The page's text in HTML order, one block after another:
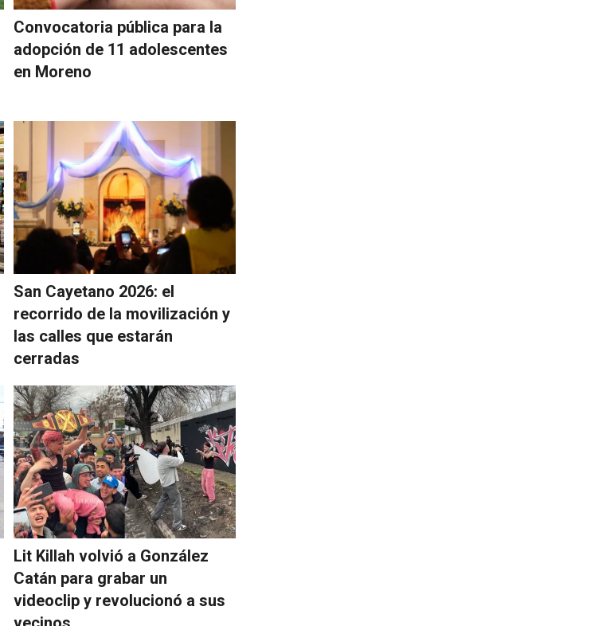
Convocatoria pública para la
adopción de 11 adolescentes
en Moreno
San Cayetano 2026: el
recorrido de la movilización y
las calles que estarán
cerradas
Lit Killah volvió a González
Catán para grabar un
videoclip y revolucionó a sus